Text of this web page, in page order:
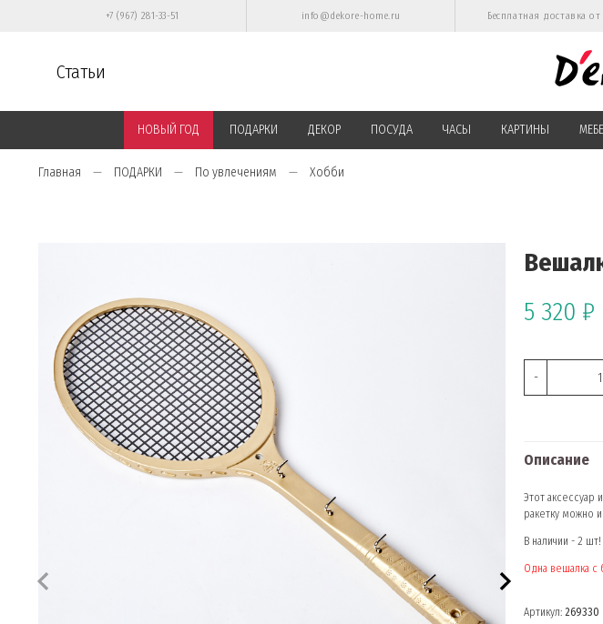
+7 (967) 281-33-51 info@dekore-home.ru Бесплатная доставка
Статьи
НОВЫЙ ГОД ПОДАРКИ ДЕКОР ПОСУДА ЧАСЫ КАРТИНЫ
Главная ПОДАРКИ По увлечениям Хобби
5 320 ₽
-
Описание
Этот
ракетку можно
В наличии - 2 шт!
Одна вешалка с
Артикул:269330